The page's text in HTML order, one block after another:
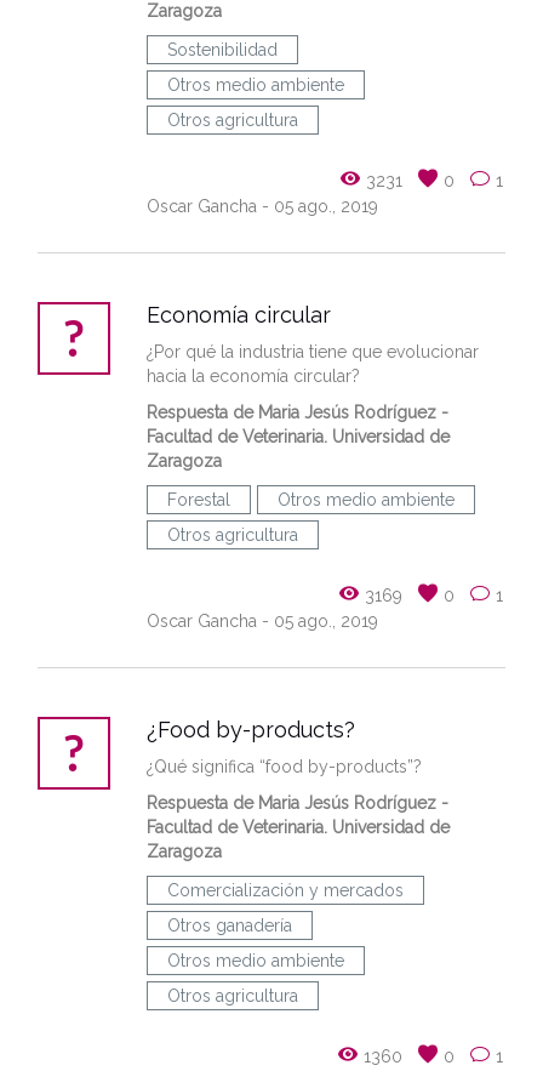
Zaragoza
Sostenibilidad
Otros medio ambiente
Otros agricultura
3231 0
1
Oscar Gancha - 05 ago., 2019
Economía circular
¿Por qué la industria tiene que evolucionar
hacia la economía circular?
Respuesta de Maria Jesús Rodríguez -
Facultad de Veterinaria. Universidad de
Zaragoza
Forestal
Otros medio ambiente
Otros agricultura
3169 0
1
Oscar Gancha - 05 ago., 2019
¿Food by-products?
¿Qué significa “food by-products”?
Respuesta de Maria Jesús Rodríguez -
Facultad de Veterinaria. Universidad de
Zaragoza
Comercialización y mercados
Otros ganadería
Otros medio ambiente
Otros agricultura
1360 0
1